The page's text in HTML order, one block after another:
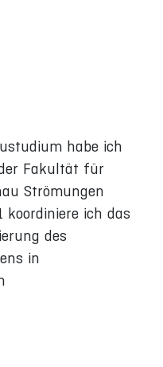
habe ich
Fakultät für
Strömungen
koordiniere ich das
des
in